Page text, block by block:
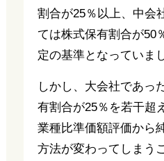
割合が25％以上、中会
ては株式保有割合が50
定の基準となっていま
しかし、大会社であっ
有割合が25％を若干超
業種比準価額評価から
方法が変わってしまう